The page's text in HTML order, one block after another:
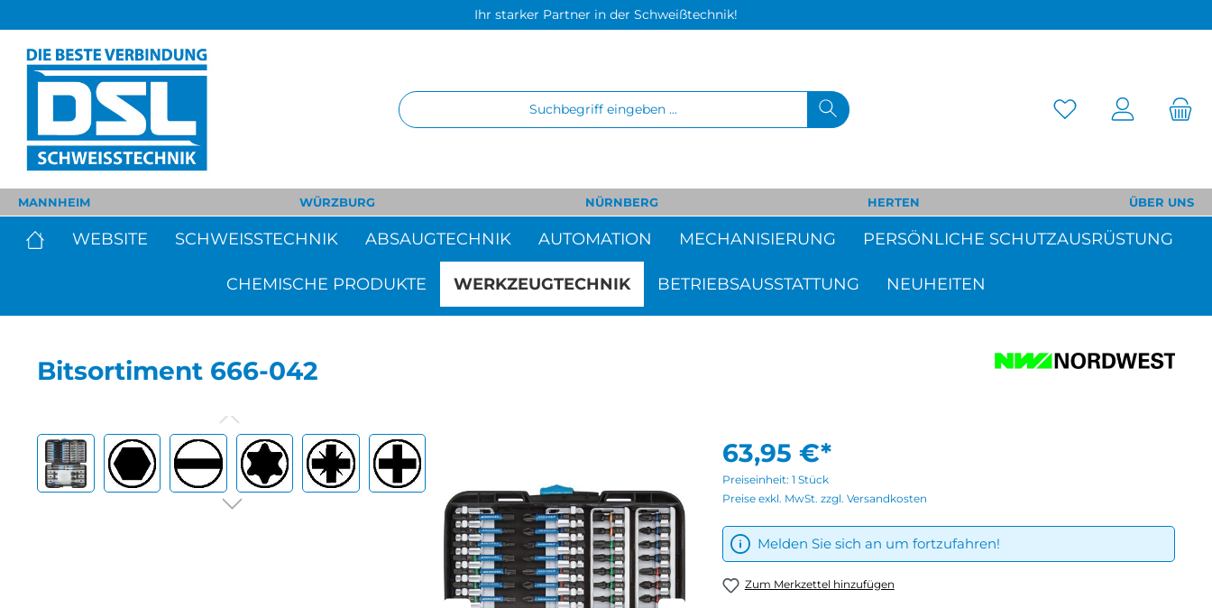
Ihr starker Partner in der Schweißtechnik!
MANNHEIM WÜRZBURG NÜRNBERG HERTEN ÜBER UNS
WEBSITE SCHWEISSTECHNIK ABSAUGTECHNIK AUTOMATION MECHANISIERUNG PERSÖNLICHE SCHUTZAUSRÜSTUNG
CHEMISCHE PRODUKTE WERKZEUGTECHNIK BETRIEBSAUSSTATTUNG NEUHEITEN
Bitsortiment 666-042
63,95 €*
Preiseinheit: 1 Stück
Preise exkl. MwSt. zzgl. Versandkosten
Melden Sie sich an um fortzufahren!
Zum Merkzettel hinzufügen